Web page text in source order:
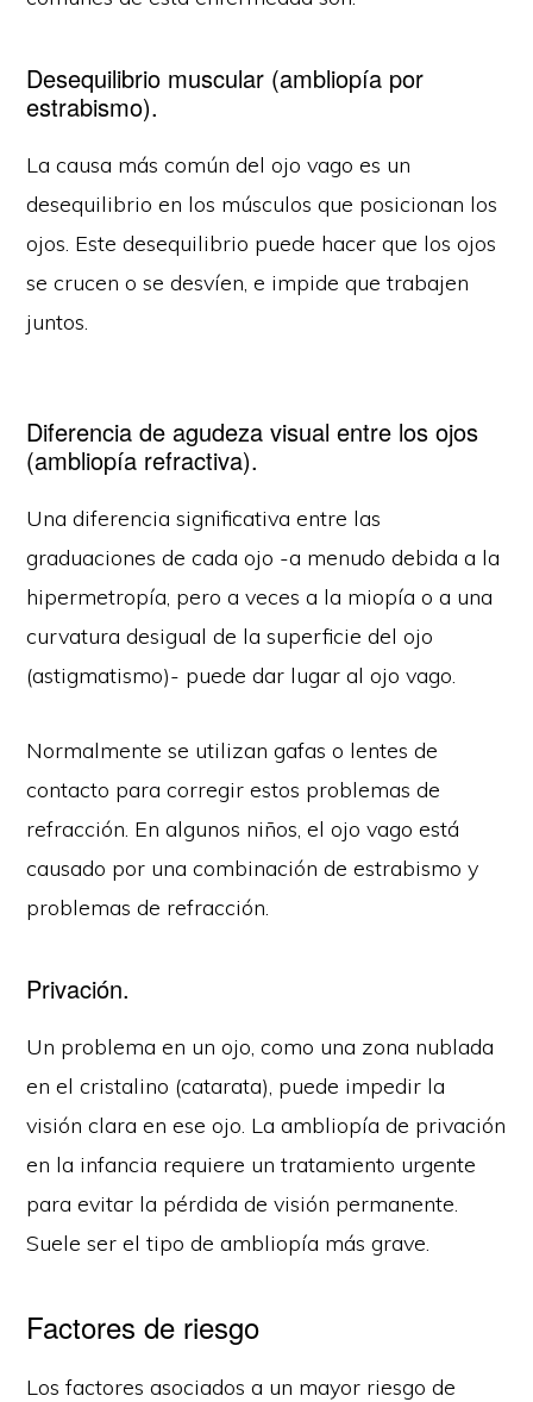
Desequilibrio muscular (ambliopía por
estrabismo).
La causa más común del ojo vago es un
desequilibrio en los músculos que posicionan los
ojos. Este desequilibrio puede hacer que los ojos
se crucen o se desvíen, e impide que trabajen
juntos.
Diferencia de agudeza visual entre los ojos
(ambliopía refractiva).
Una diferencia significativa entre las
graduaciones de cada ojo -a menudo debida a la
hipermetropía, pero a veces a la miopía o a una
curvatura desigual de la superficie del ojo
(astigmatismo)- puede dar lugar al ojo vago.
Normalmente se utilizan gafas o lentes de
contacto para corregir estos problemas de
refracción. En algunos niños, el ojo vago está
causado por una combinación de estrabismo y
problemas de refracción.
Privación.
Un problema en un ojo, como una zona nublada
en el cristalino (catarata), puede impedir la
visión clara en ese ojo. La ambliopía de privación
en la infancia requiere un tratamiento urgente
para evitar la pérdida de visión permanente.
Suele ser el tipo de ambliopía más grave.
Factores de riesgo
Los factores asociados a un mayor riesgo de